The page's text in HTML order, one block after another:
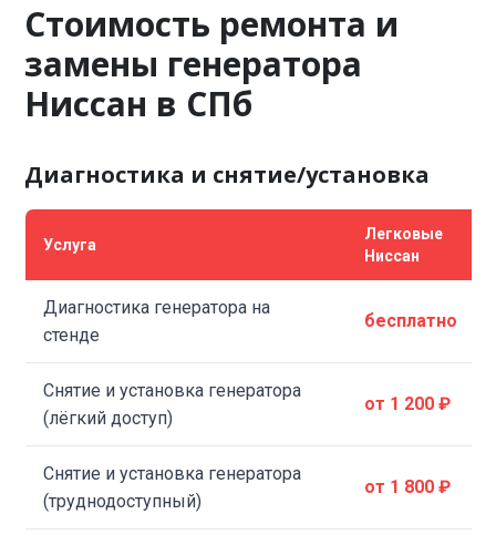
Стоимость ремонта и
замены генератора
Ниссан в СПб
Диагностика и снятие/установка
Услуга
Легковые
Ниссан
Диагностика генератора на
стенде
бесплатно
Снятие и установка генератора
(лёгкий доступ)
от 1 200 ₽
Снятие и установка генератора
(труднодоступный)
от 1 800 ₽